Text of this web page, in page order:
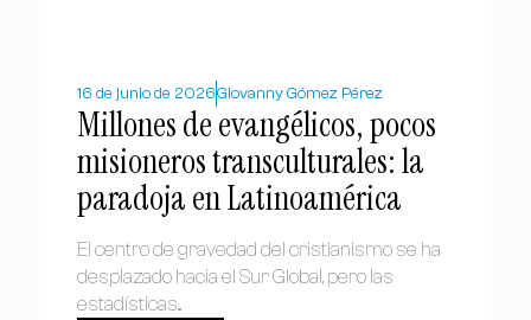
16 de junio de 2026Giovanny Gómez Pérez
Millones de evangélicos, pocos
misioneros transculturales: la
paradoja en Latinoamérica
El centro de gravedad del cristianismo se ha
desplazado hacia el Sur Global, pero las
estadísticas...